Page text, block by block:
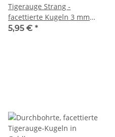
Tigerauge Strang -
facettierte Kugeln 3 mm
kaffeebraun, Länge 38,5 cm
5,95 € *